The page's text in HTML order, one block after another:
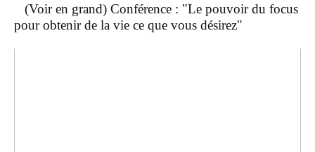
(Voir en grand) Conférence : "Le pouvoir du focus
pour obtenir de la vie ce que vous désirez"